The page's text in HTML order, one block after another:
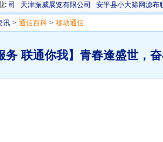
: 天津振威展览有限公司 安平县小大筛网滤布联
讯 > 通信百科 > 移动通信
务 联通你我】青春逢盛世，